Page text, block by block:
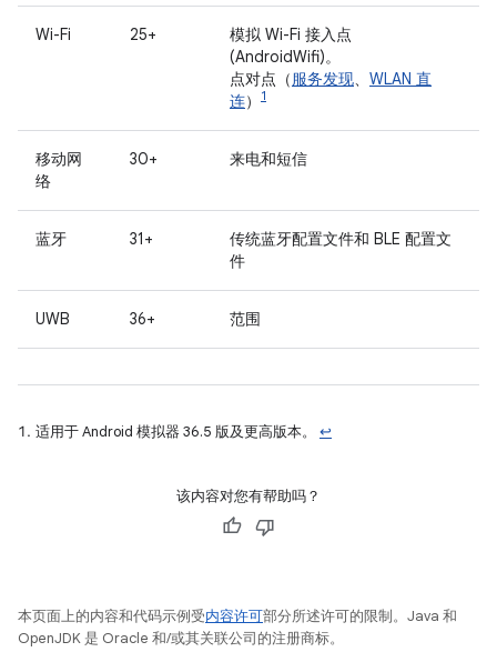
Wi-Fi 25+
模拟 Wi-Fi 接入点
(AndroidWifi)。
点对点（服务发现、 WLAN 直
连） 1
移动网
络
30+ 来电和短信
蓝牙 31+
传统蓝牙配置文件和 BLE 配置文
件
UWB 36+ 范围
适用于 Android 模拟器 36.5 版及更高版本。 ↩
该内容对您有帮助吗？
本页面上的内容和代码示例受内容许可部分所述许可的限制。Java 和
OpenJDK 是 Oracle 和/或其关联公司的注册商标。